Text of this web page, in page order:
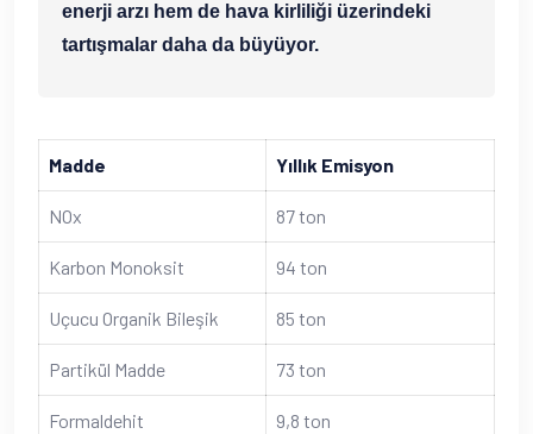
enerji arzı hem de hava kirliliği üzerindeki
tartışmalar daha da büyüyor.
Madde Yıllık Emisyon
NOx 87 ton
Karbon Monoksit 94 ton
Uçucu Organik Bileşik 85 ton
Partikül Madde 73 ton
Formaldehit 9,8 ton